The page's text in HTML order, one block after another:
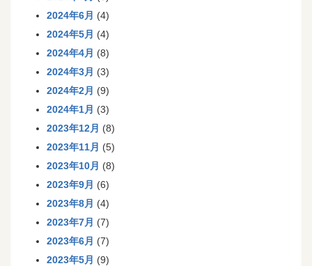
2024年6月 (4)
2024年5月 (4)
2024年4月 (8)
2024年3月 (3)
2024年2月 (9)
2024年1月 (3)
2023年12月 (8)
2023年11月 (5)
2023年10月 (8)
2023年9月 (6)
2023年8月 (4)
2023年7月 (7)
2023年6月 (7)
2023年5月 (9)